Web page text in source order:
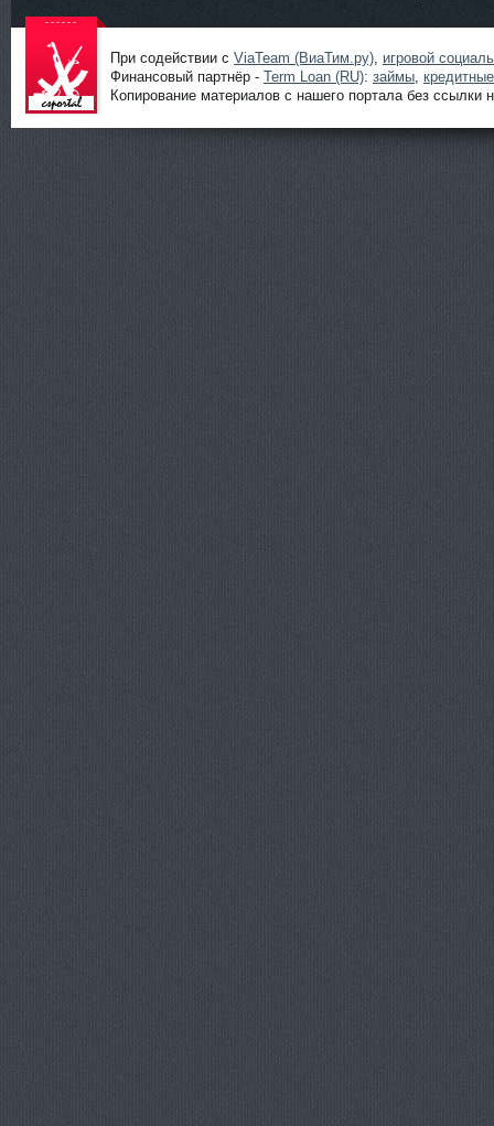
Шутеры
онлайн от
ShootGame:
новости,
статьи,
обзоры и
прохождени
я игр
При содействии с ViaTeam (ВиаТим.ру) игровой
Финансовый партнёр - Term Loan (RU): займы
Копирование материалов с нашего портала без ссылки